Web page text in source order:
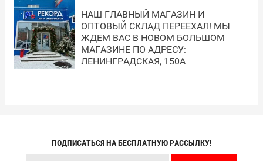
НАШ ГЛАВНЫЙ МАГАЗИН И
ОПТОВЫЙ СКЛАД ПЕРЕЕХАЛ! МЫ
ЖДЕМ ВАС В НОВОМ БОЛЬШОМ
МАГАЗИНЕ ПО АДРЕСУ:
ЛЕНИНГРАДСКАЯ, 150А
ПОДПИСАТЬСЯ НА БЕСПЛАТНУЮ РАССЫЛКУ!